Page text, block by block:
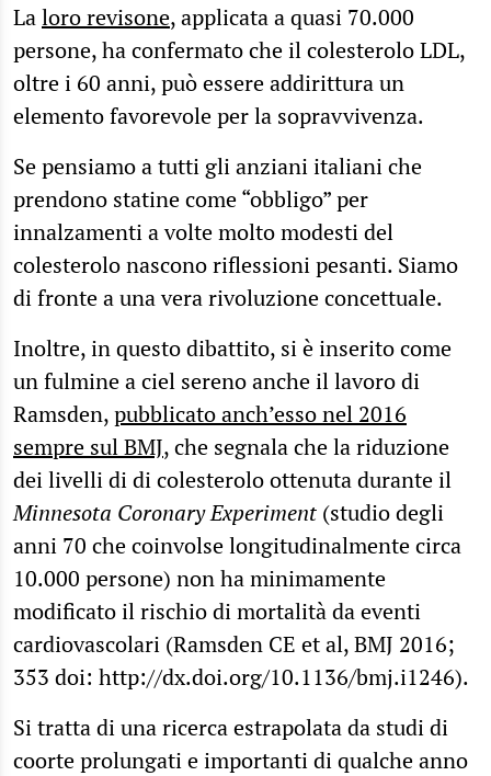
Laloro revisone, applicata a quasi 70.000
persone, ha confermato che il colesterolo LDL,
oltre i 60 anni, può essere addirittura un
elemento favorevole per la sopravvivenza.
Se pensiamo a tutti gli anziani italiani che
prendono statine come “obbligo” per
innalzamenti a volte molto modesti del
colesterolo nascono riflessioni pesanti. Siamo
di fronte a una vera rivoluzione concettuale.
Inoltre, in questo dibattito, si è inserito come
un fulmine a ciel sereno anche il lavoro di
Ramsden,pubblicato anch’esso nel 2016
sempre sul BMJ, che segnala che la riduzione
dei livelli di di colesterolo ottenuta durante il
Minnesota Coronary Experiment (studio degli
anni 70 che coinvolse longitudinalmente circa
10.000 persone) non ha minimamente
modificato il rischio di mortalità da eventi
cardiovascolari (Ramsden CE et al, BMJ 2016;
353 doi: http://dx.doi.org/10.1136/bmj.i1246).
Si tratta di una ricerca estrapolata da studi di
coorte prolungati e importanti di qualche anno